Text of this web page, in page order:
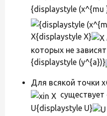
{displaystyle (x^{mu
X{displaystyle X}
которых не
{displaystyle (y^{a})}
Для всякой точки
U{displaystyle U}